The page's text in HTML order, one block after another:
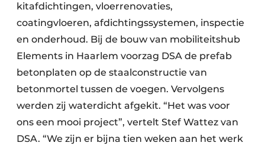
kitafdichtingen, vloerrenovaties,
coatingvloeren, afdichtingssystemen, inspectie
en onderhoud. Bij de bouw van mobiliteitshub
Elements in Haarlem voorzag DSA de prefab
betonplaten op de staalconstructie van
betonmortel tussen de voegen. Vervolgens
werden zij waterdicht afgekit. “Het was voor
ons een mooi project”, vertelt Stef Wattez van
DSA. “We zijn er bijna tien weken aan het werk